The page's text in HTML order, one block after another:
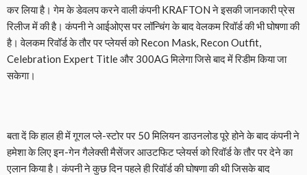
कर लिया है। गेम के डेवलप करने वाली कंपनी KRAFTON ने इसकी जानकारी प्रेस
रिलीज में की है। कंपनी ने आईओएस पर लॉन्चिंग के बाद वेलकम रिवॉर्ड की भी घोषणा की
है। वेलकम रिवॉर्ड के तौर पर प्लेयर्स को Recon Mask, Recon Outfit,
Celebration Expert Title और 300AG मिलेगा जिसे बाद में रिडीम किया जा
सकेगा।
बता दें कि हाल ही में गूगल प्ले-स्टोर पर 50 मिलियन डाउनलोड पूरे होने के बाद कंपनी ने
हमेशा के लिए इन-गेन गैलेक्सी मैसेंजर आउटफिट प्लेयर्स को रिवॉर्ड के तौर पर देने का
एलान किया है। कंपनी ने कुछ दिन पहले ही रिवॉर्ड की घोषणा की थी जिसके बाद